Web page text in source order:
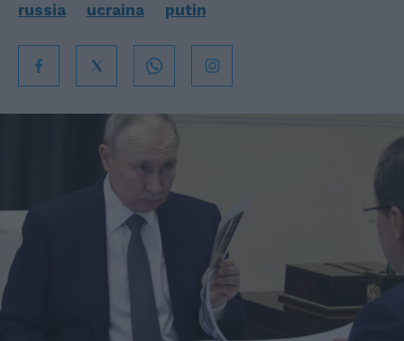
russia ucraina putin